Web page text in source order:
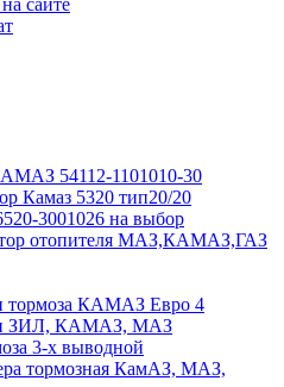
54112-1101010-30
Камаз 5320 тип20/20
3001026 на выбор
отопителя МАЗ,КАМАЗ,ГАЗ
тормоза КАМАЗ Евро 4
ЗИЛ, КАМАЗ, МАЗ
3-х выводной
тормозная КамАЗ, МАЗ,